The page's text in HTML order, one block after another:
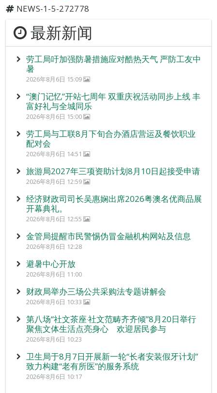
NEWS-1-5-272778
最新新闻
劳工局吁加强防暑措施应对酷热天气 严防工友中
暑
2026年8月6日 15:09
“澳门记忆”开站七周年 双重庆祝活动同步上线 丰
富好礼与全城同乐
2026年8月6日 15:00
劳工局与工联8月下旬合办酒店营运及餐饮职业
配对会
2026年8月6日 14:51
旅游局2027年三项资助计划8月10日起接受申请
2026年8月6日 12:59
经济财政司司长吴惠娴出席2026粤澳名优商品展
开幕典礼。
2026年8月6日 12:55
金管局提醒市民警惕伪冒金融机构网站及信息
2026年8月6日 12:28
避暑中心开放
2026年8月6日 11:00
财政局举办三场公共采购法专题讲解会
2026年8月6日 10:33
第八场“社文茶座‧社文范畴齐齐倾”8月20日举行
聚焦文体生活点亮身心 欢迎居民参与
2026年8月6日 10:23
卫生局于8月7日开展新一轮“长者安装假牙计划”
致力构建“老有所医”的服务系统
2026年8月6日 10:17